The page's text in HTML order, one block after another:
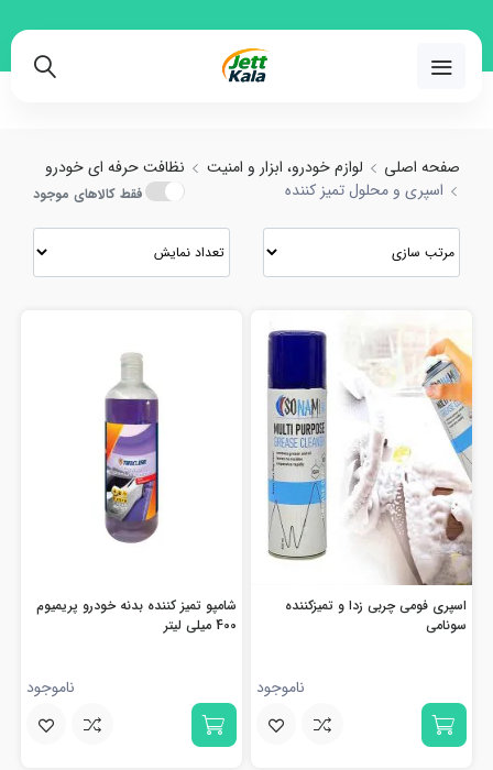
اسپری و محلول تمیز کننده با بهترین قیمت
صفحه اصلی لوازم خودرو، ابزار و امنیت
نظافت حرفه ای خودرو
اسپری و محلول تمیز کننده
فقط کالاهای موجود
اسپری فومی چربی زدا و تمیزکننده
سونامی
ناموجود
شامپو تمیز کننده بدنه خودرو پریمیوم
400 میلی لیتر
ناموجود